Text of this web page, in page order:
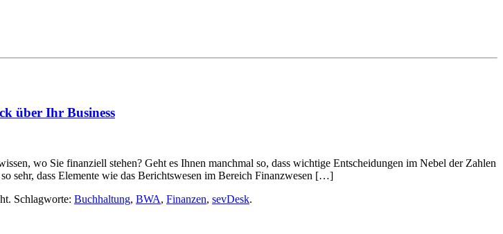
über Ihr Business
wo Sie finanziell stehen? Geht es Ihnen manchmal so, dass wichtige Entscheidungen im Nebel der Zahlen
sehr, dass Elemente wie das Berichtswesen im Bereich Finanzwesen […]
Schlagworte: Buchhaltung, BWA, Finanzen, sevDesk.